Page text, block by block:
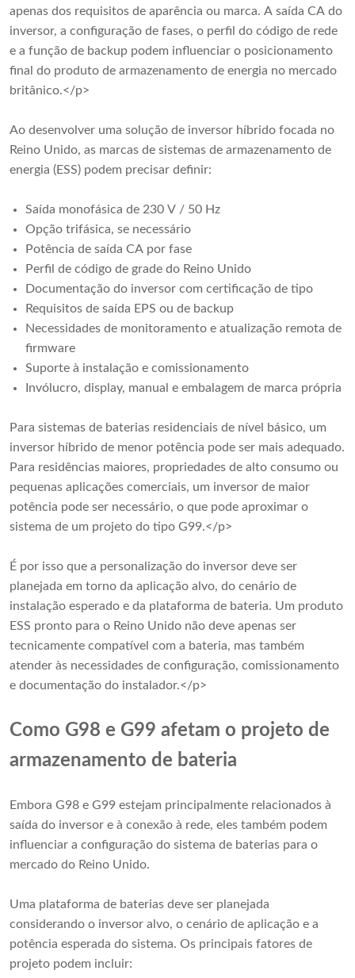
apenas dos requisitos de aparência ou marca. A saída CA do
inversor, a configuração de fases, o perfil do código de rede
e a função de backup podem influenciar o posicionamento
final do produto de armazenamento de energia no mercado
britânico.</p>
Ao desenvolver uma solução de inversor híbrido focada no
Reino Unido, as marcas de sistemas de armazenamento de
energia (ESS) podem precisar definir:
Saída monofásica de 230 V / 50 Hz
Opção trifásica, se necessário
Potência de saída CA por fase
Perfil de código de grade do Reino Unido
Documentação do inversor com certificação de tipo
Requisitos de saída EPS ou de backup
Necessidades de monitoramento e atualização remota de
firmware
Suporte à instalação e comissionamento
Invólucro, display, manual e embalagem de marca própria
Para sistemas de baterias residenciais de nível básico, um
inversor híbrido de menor potência pode ser mais adequado.
Para residências maiores, propriedades de alto consumo ou
pequenas aplicações comerciais, um inversor de maior
potência pode ser necessário, o que pode aproximar o
sistema de um projeto do tipo G99.</p>
É por isso que a personalização do inversor deve ser
planejada em torno da aplicação alvo, do cenário de
instalação esperado e da plataforma de bateria. Um produto
ESS pronto para o Reino Unido não deve apenas ser
tecnicamente compatível com a bateria, mas também
atender às necessidades de configuração, comissionamento
e documentação do instalador.</p>
Como G98 e G99 afetam o projeto de
armazenamento de bateria
Embora G98 e G99 estejam principalmente relacionados à
saída do inversor e à conexão à rede, eles também podem
influenciar a configuração do sistema de baterias para o
mercado do Reino Unido.
Uma plataforma de baterias deve ser planejada
considerando o inversor alvo, o cenário de aplicação e a
potência esperada do sistema. Os principais fatores de
projeto podem incluir: